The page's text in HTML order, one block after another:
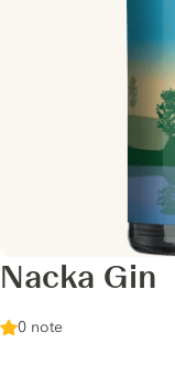
Nacka Gin
0 note